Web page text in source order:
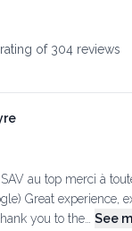
rating of 304 reviews
au top merci à
Great experience,
you to the…
See